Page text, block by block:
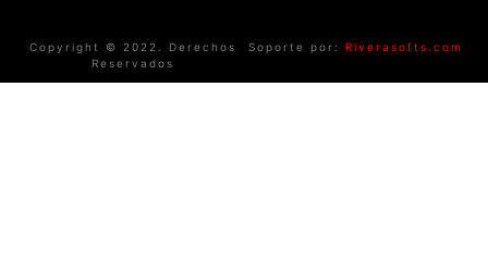
Copyright © 2022. Derechos
Reservados
Soporte por: Riverasofts.com